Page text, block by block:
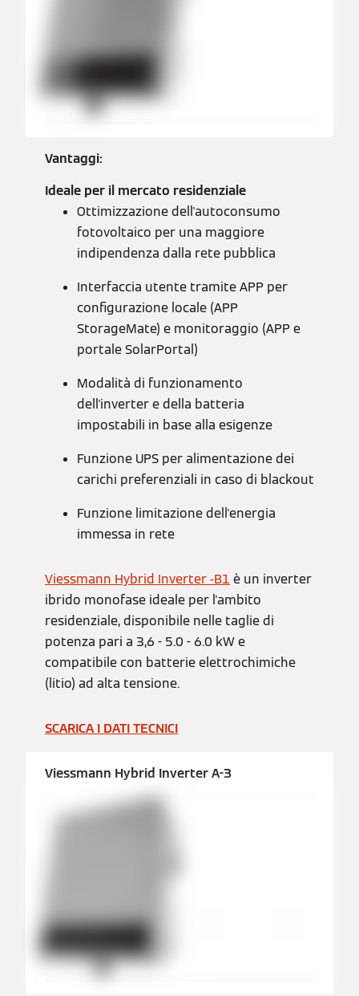
Vantaggi:
Ideale per il mercato residenziale
Ottimizzazione dell'autoconsumo
fotovoltaico per una maggiore
indipendenza dalla rete pubblica
Interfaccia utente tramite APP per
configurazione locale (APP
StorageMate) e monitoraggio (APP e
portale SolarPortal)
Modalità di funzionamento
dell'inverter e della batteria
impostabili in base alla esigenze
Funzione UPS per alimentazione dei
carichi preferenziali in caso di blackout
Funzione limitazione dell'energia
immessa in rete
Viessmann Hybrid Inverter -B1 è un inverter
ibrido monofase ideale per l'ambito
residenziale, disponibile nelle taglie di
potenza pari a 3,6 - 5.0 - 6.0 kW e
compatibile con batterie elettrochimiche
(litio) ad alta tensione.
SCARICA I DATI TECNICI
Viessmann Hybrid Inverter A-3